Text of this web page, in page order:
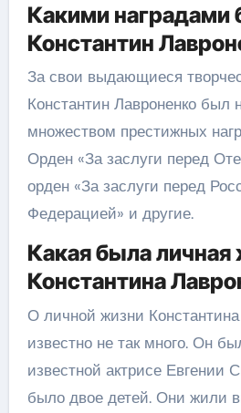
Какими наградами
Константин
За свои выдающиеся
Константин Лавроненко был
множеством престижных
Орден «За заслуги перед
орден «За заслуги перед
Федерацией» и другие.
Какая была личная
Константина
О личной жизни
известно не так много. Он
известной актрисе Евгении
было двое детей. Они жили